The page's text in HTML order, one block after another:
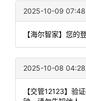
2025-10-09
【海尔智家】您的
2025-10-08
【交管12123】验